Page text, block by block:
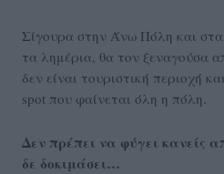
Σίγουρα στην Άνω Πόλη και
τα λημέρια, θα τον ξεναγούσα
δεν είναι τουριστική περιοχή
spot που φαίνεται όλη η πόλη.
Δεν πρέπει να φύγει κανείς
δε δοκιμάσει…